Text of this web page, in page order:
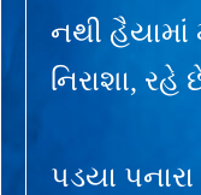
નથી હૈયામાં
નિરાશા, રહે
પડયા